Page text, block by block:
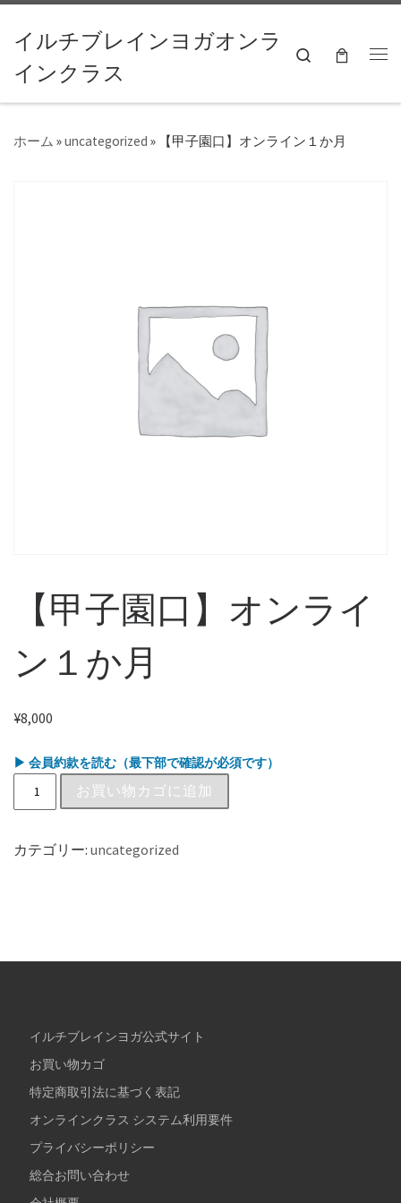
コンテンツへスキップ
イルチブレインヨガオンラ
インクラス
Search
ホーム »uncategorized » 【甲子園口】オンライン１か月
【甲子園口】オンライ
ン１か月
¥8,000
▶ 会員約款を読む（最下部で確認が必須です）
お買い物カゴに追加
カテゴリー: uncategorized
イルチブレインヨガ公式サイト
お買い物カゴ
特定商取引法に基づく表記
オンラインクラス システム利用要件
プライバシーポリシー
総合お問い合わせ